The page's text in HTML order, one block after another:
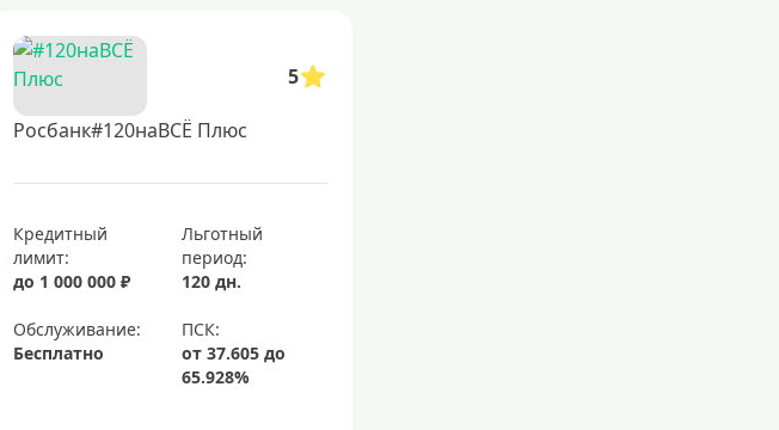
5
Росбанк#120наВСЁ Плюс
Кредитный
лимит:
до 1 000 000 ₽
Льготный
период:
120 дн.
Обслуживание:
Бесплатно